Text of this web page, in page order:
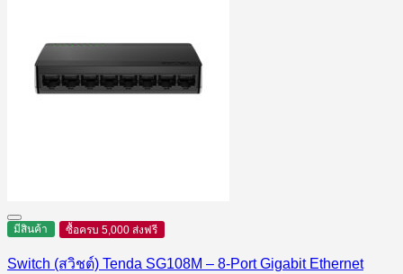
มีสินค้า ซื้อครบ 5,000 ส่งฟรี
Switch (สวิชต์) Tenda SG108M – 8-Port Gigabit Ethernet